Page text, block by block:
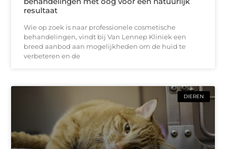
resultaat
Wie op zoek is naar professionele cosmetische
behandelingen, vindt bij Van Lennep Kliniek een
breed aanbod aan mogelijkheden om de huid te
verbeteren en de
DIEREN